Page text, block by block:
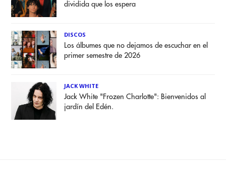
dividida que los espera
DISCOS
Los álbumes que no dejamos de escuchar en el
primer semestre de 2026
JACK WHITE
Jack White "Frozen Charlotte": Bienvenidos al
jardín del Edén.